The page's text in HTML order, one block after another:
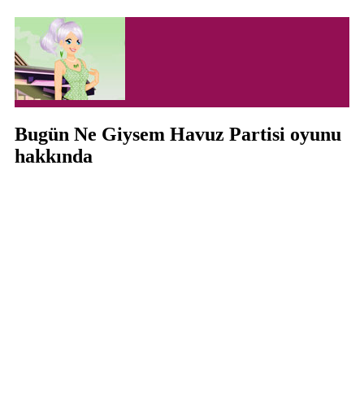
Bugün Ne Giysem Havuz Partisi oyunu
hakkında